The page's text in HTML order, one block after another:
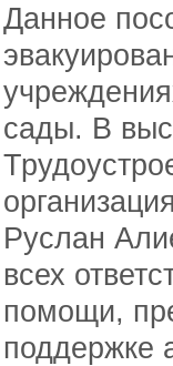
Данное
сады. В
Руслан
всех
помощи,
поддержке